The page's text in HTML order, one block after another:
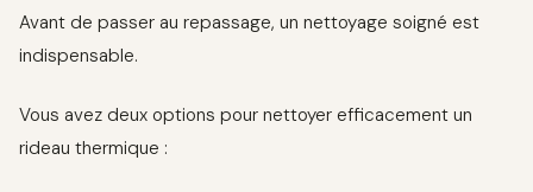
Avant de passer au repassage, un nettoyage soigné est
indispensable.
Vous avez deux options pour nettoyer efficacement un
rideau thermique :